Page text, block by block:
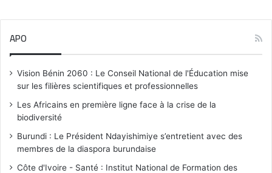
APO
Vision Bénin 2060 : Le Conseil National de l'Éducation mise
sur les filières scientifiques et professionnelles
Les Africains en première ligne face à la crise de la
biodiversité
Burundi : Le Président Ndayishimiye s’entretient avec des
membres de la diaspora burundaise
Côte d'Ivoire - Santé : Institut National de Formation des